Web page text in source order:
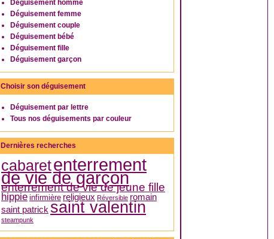
Déguisement homme
Déguisement femme
Déguisement couple
Déguisement bébé
Déguisement fille
Déguisement garçon
Choisir son déguisement
Déguisement par lettre
Tous nos déguisements par couleur
Dernières recherches
cabaretenterrement
de vie de garçon
enterrement de vie de jeune fille
hippie infirmière religieux Réversible romain
saint patrick saint valentin
steampunk